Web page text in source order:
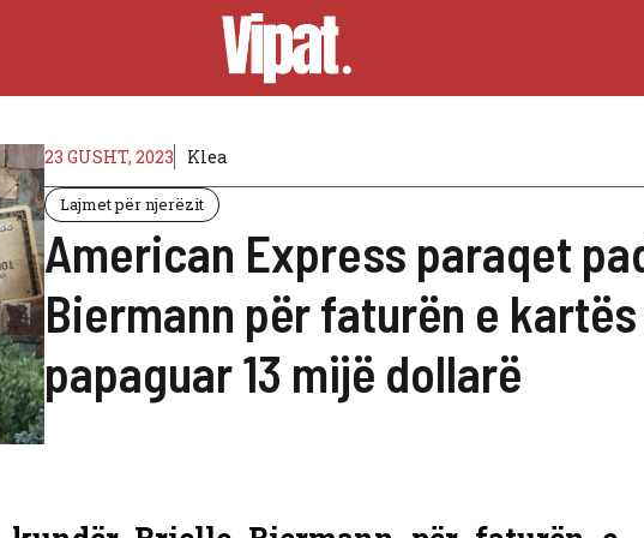
23 GUSHT, 2023 Klea
Lajmet për njerëzit
American Express paraqet
Biermann për faturën e
papaguar 13 mijë dollarë